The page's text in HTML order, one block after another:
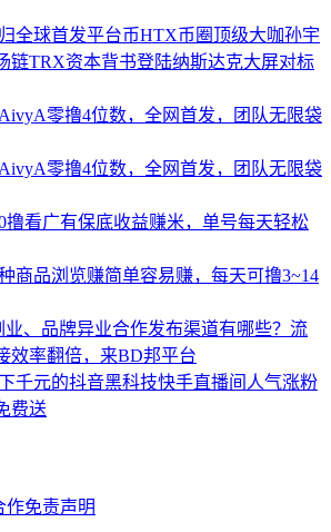
全球首发平台币HTX币圈顶级大咖孙宇
链TRX资本背书登陆纳斯达克大屏对标
零撸4位数，全网首发，团队无限袋
零撸4位数，全网首发，团队无限袋
撸看广有保底收益赚米，单号每天轻松
商品浏览赚简单容易赚，每天可撸3~14
业、品牌异业合作发布渠道有哪些？流
效率翻倍，来BD邦平台
千元的抖音黑科技快手直播间人气涨粉
费送
作免责声明